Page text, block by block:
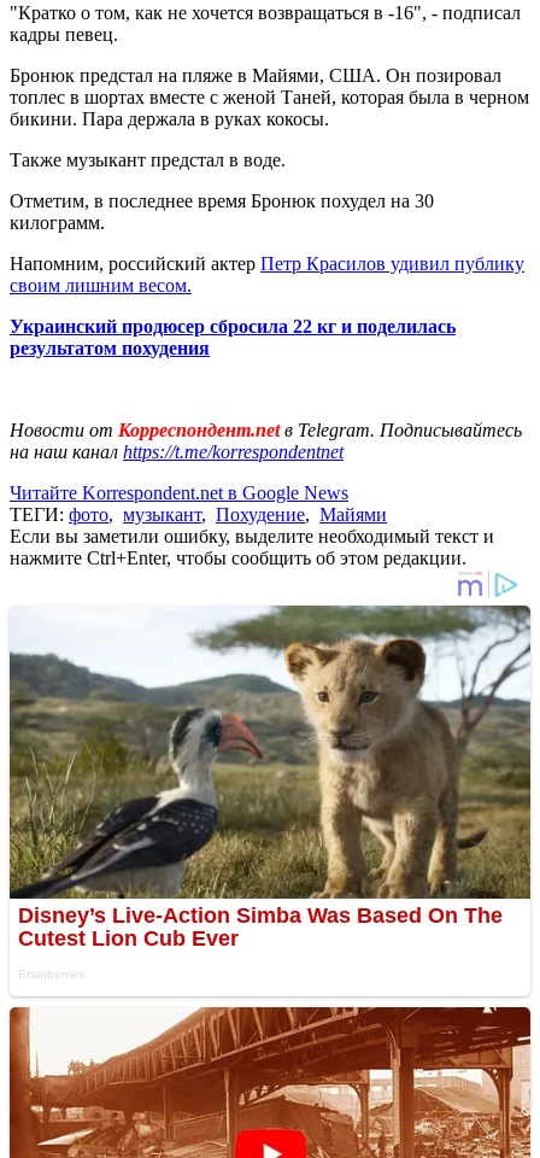
"Кратко о том, как не хочется возвращаться в -16", - подписал
кадры певец.
Бронюк предстал на пляже в Майями, США. Он позировал
топлес в шортах вместе с женой Таней, которая была в черном
бикини. Пара держала в руках кокосы.
Также музыкант предстал в воде.
Отметим, в последнее время Бронюк похудел на 30
килограмм.
Напомним, российский актер Петр Красилов удивил публику
своим лишним весом.
Украинский продюсер сбросила 22 кг и поделилась
результатом похудения
Новости от Корреспондент.netв Telegram. Подписывайтесь
на наш канал https://t.me/korrespondentnet
Читайте Korrespondent.net в Google News
ТЕГИ: фото, музыкант, Похудение, Майями
Если вы заметили ошибку, выделите необходимый текст и
нажмите Ctrl+Enter, чтобы сообщить об этом редакции.